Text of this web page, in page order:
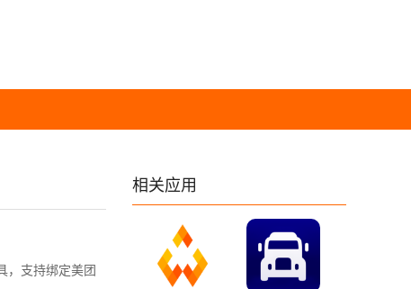
，支持绑定美团
相关应用